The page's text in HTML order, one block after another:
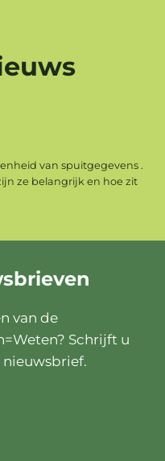
van spuitgegevens .
ze belangrijk en hoe zit
van de
Schrijft u
nieuwsbrief.